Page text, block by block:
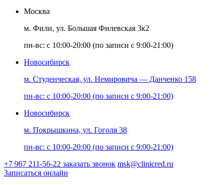
Москва
м. Фили, ул. Большая Филевская 3к2
пн-вс: с 10:00-20:00 (по записи с 9:00-21:00)
Новосибирск
м. Студенческая, ул. Немировича — Данченко 158
пн-вс: с 10:00-20:00 (по записи с 9:00-21:00)
Новосибирск
м. Покрышкина, ул. Гоголя 38
пн-вс: с 10:00-20:00 (по записи с 9:00-21:00)
+7 967 211-56-22 заказать звонок msk@clinicred.ru
Записаться онлайн